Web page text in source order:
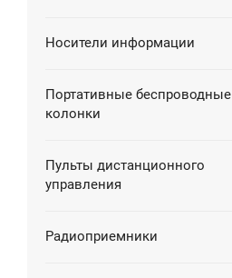
Носители информации
Портативные беспроводные
колонки
Пульты дистанционного
управления
Радиоприемники